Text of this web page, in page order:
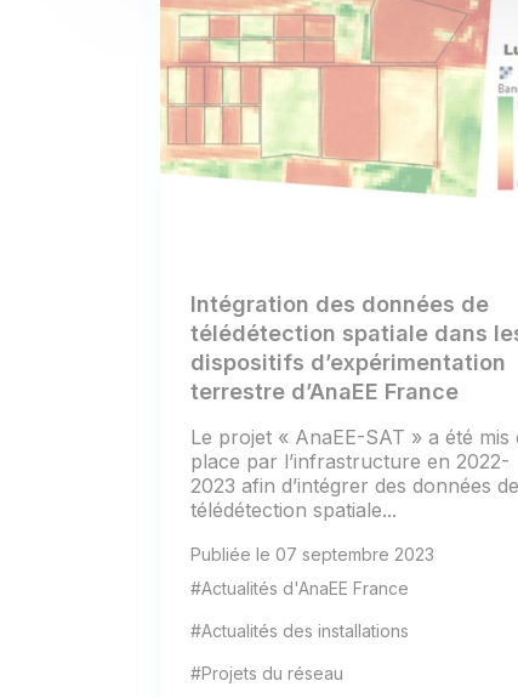
Intégration des données de
télédétection spatiale dans
dispositifs d’expérimentation
terrestre d’AnaEE France
Le projet « AnaEE-SAT » a été mis
place par l’infrastructure en 2022-
2023 afin d’intégrer des données de
télédétection spatiale...
Publiée le 07 septembre 2023
#Actualités d'AnaEE France
#Actualités des installations
#Projets du réseau